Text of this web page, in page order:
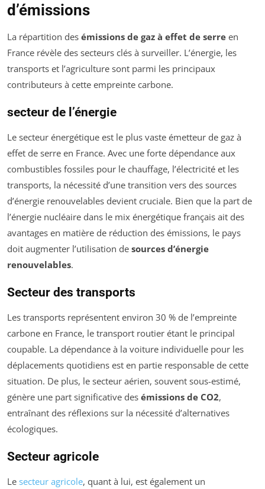
d’émissions
La répartition des émissions de gaz à effet de serre en
France révèle des secteurs clés à surveiller. L’énergie, les
transports et l’agriculture sont parmi les principaux
contributeurs à cette empreinte carbone.
secteur de l’énergie
Le secteur énergétique est le plus vaste émetteur de gaz à
effet de serre en France. Avec une forte dépendance aux
combustibles fossiles pour le chauffage, l’électricité et les
transports, la nécessité d’une transition vers des sources
d’énergie renouvelables devient cruciale. Bien que la part de
l’énergie nucléaire dans le mix énergétique français ait des
avantages en matière de réduction des émissions, le pays
doit augmenter l’utilisation de sources d’énergie
renouvelables.
Secteur des transports
Les transports représentent environ 30 % de l’empreinte
carbone en France, le transport routier étant le principal
coupable. La dépendance à la voiture individuelle pour les
déplacements quotidiens est en partie responsable de cette
situation. De plus, le secteur aérien, souvent sous-estimé,
génère une part significative des émissions de CO2,
entraînant des réflexions sur la nécessité d’alternatives
écologiques.
Secteur agricole
Le secteur agricole, quant à lui, est également un